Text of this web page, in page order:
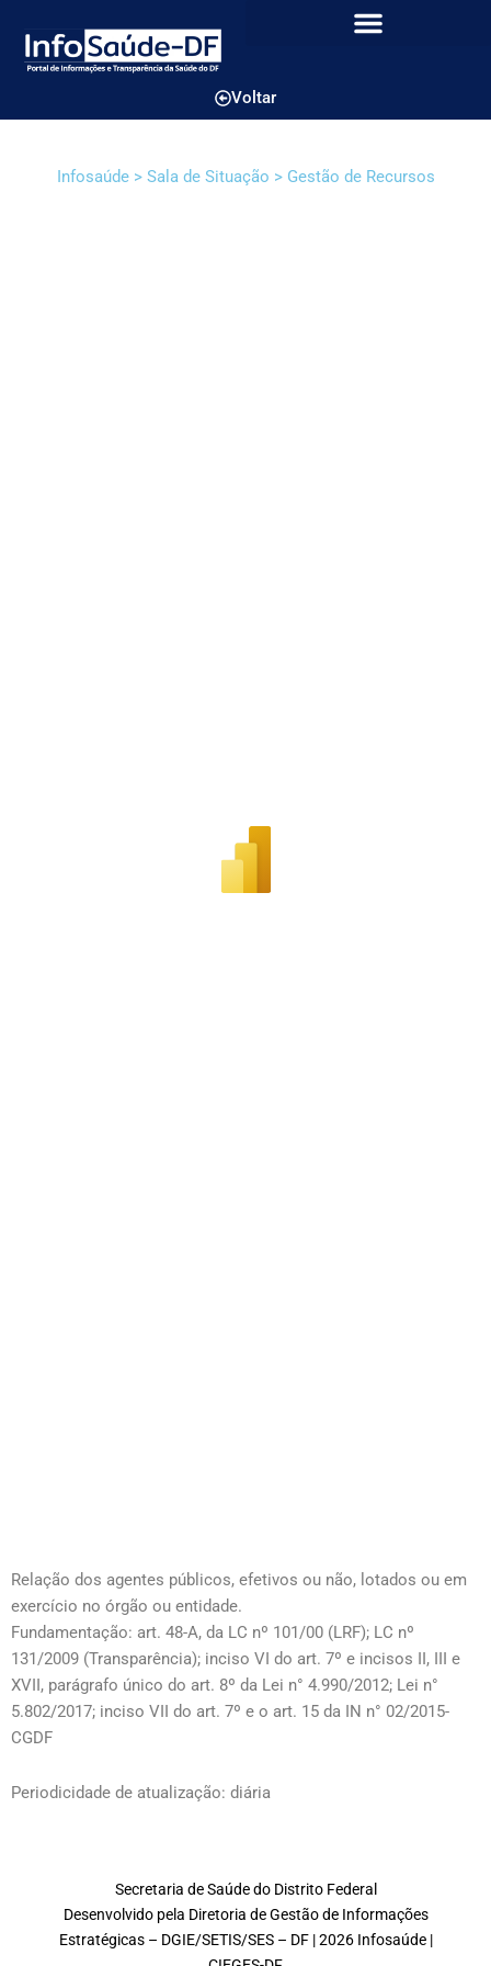
Voltar
Infosaúde > Sala de Situação > Gestão de Recursos
Relação dos agentes públicos, efetivos ou não, lotados ou em
exercício no órgão ou entidade.
Fundamentação: art. 48-A, da LC nº 101/00 (LRF); LC nº
131/2009 (Transparência); inciso VI do art. 7º e incisos II, III e
XVII, parágrafo único do art. 8º da Lei n° 4.990/2012; Lei n°
5.802/2017; inciso VII do art. 7º e o art. 15 da IN n° 02/2015-
CGDF
Periodicidade de atualização: diária
Secretaria de Saúde do Distrito Federal
Desenvolvido pela Diretoria de Gestão de Informações
Estratégicas – DGIE/SETIS/SES – DF | 2026 Infosaúde |